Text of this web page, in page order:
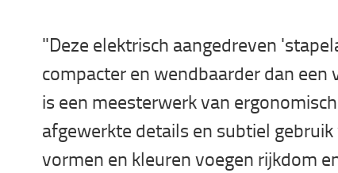
"Deze elektrisch aangedreven
compacter en wendbaarder dan een
is een meesterwerk van
afgewerkte details en subtiel gebruik
vormen en kleuren voegen rijkdom